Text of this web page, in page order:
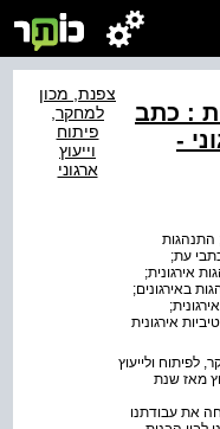
: כתב
-
התנהגות
עת;
אירגונית;
באירגונים;
אירגונית
לפיתוח ולייעוץ
מאז שנת
את עבודתנו
צפנת, מכון
למחקר,
פיתוח
וייעוץ
ארגוני